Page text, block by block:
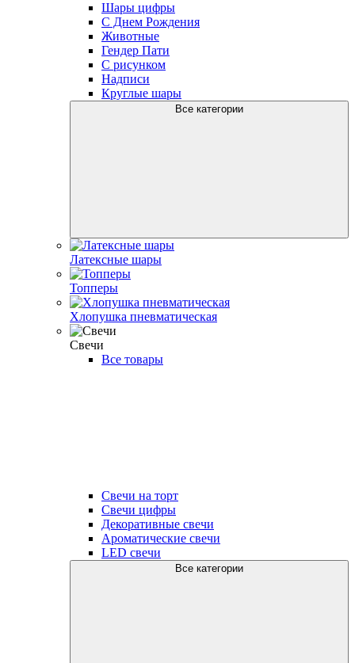
Шары цифры
С Днем Рождения
Животные
Гендер Пати
С рисунком
Надписи
Круглые шары
Все категории
Латексные шары
Топперы
Хлопушка пневматическая
Свечи
Все товары
Свечи на торт
Свечи цифры
Декоративные свечи
Ароматические свечи
LED свечи
Все категории